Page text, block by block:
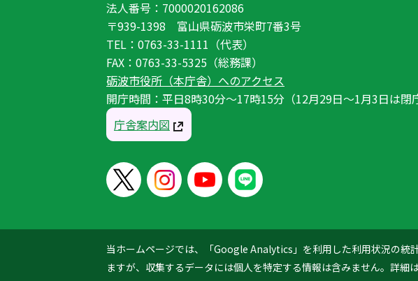
当ホームページでは、「Google Analytics」を利用した利用状況の統
ますが、収集するデータには個人を特定する情報は含みません。詳細
法人番号：7000020162086
〒939-1398 富山県砺波市栄町7番3号
TEL：0763-33-1111（代表）
FAX：0763-33-5325（総務課）
砺波市役所（本庁舎）へのアクセス
開庁時間：平日8時30分〜17時15分（12月29日〜1月3日は閉
庁舎案内図